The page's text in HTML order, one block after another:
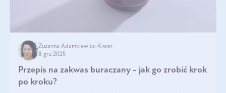
Zuzanna Adamkiewicz-Kiwer
8 gru 2025
Przepis na zakwas buraczany - jak go zrobić krok
po kroku?